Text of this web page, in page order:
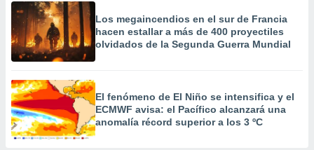
crear un
uso de
contenido
medir el
de la
el
del
Los megaincendios en el sur de Francia
hacen estallar a más de 400 proyectiles
olvidados de la Segunda Guerra Mundial
El fenómeno de El Niño se intensifica y el
ECMWF avisa: el Pacífico alcanzará una
anomalía récord superior a los 3 ºC